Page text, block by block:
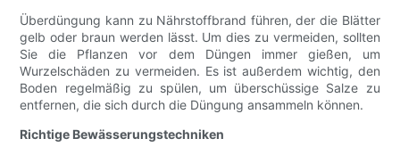
Überdüngung kann zu Nährstoffbrand führen, der die Blätter
gelb oder braun werden lässt. Um dies zu vermeiden, sollten
Sie die Pflanzen vor dem Düngen immer gießen, um
Wurzelschäden zu vermeiden. Es ist außerdem wichtig, den
Boden regelmäßig zu spülen, um überschüssige Salze zu
entfernen, die sich durch die Düngung ansammeln können.
Richtige Bewässerungstechniken